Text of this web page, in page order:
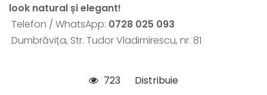
look natural și elegant!
Telefon / WhatsApp: 0728 025 093
Dumbrăvița, Str. Tudor Vladimirescu, nr. 81
723 Distribuie